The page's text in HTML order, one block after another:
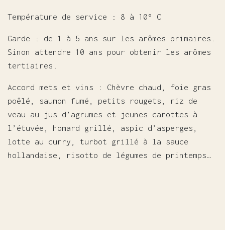
Température de service : 8 à 10° C
Garde : de 1 à 5 ans sur les arômes primaires.
Sinon attendre 10 ans pour obtenir les arômes
tertiaires.
Accord mets et vins : Chèvre chaud, foie gras
poêlé, saumon fumé, petits rougets, riz de
veau au jus d’agrumes et jeunes carottes à
l’étuvée, homard grillé, aspic d’asperges,
lotte au curry, turbot grillé à la sauce
hollandaise, risotto de légumes de printemps…